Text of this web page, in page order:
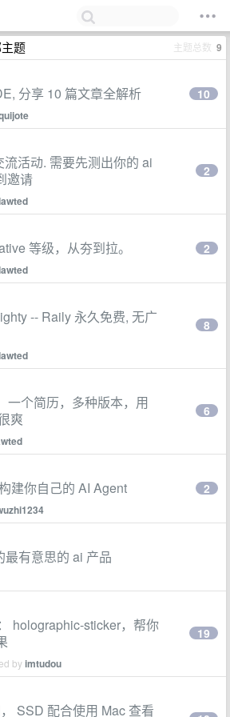
题 主题总数 9
分享 10 篇文章全解析 10
活动. 需要先测出你的 ai
邀请
2
等级，从夯到拉。 2
-- Raily 永久免费, 无广
8
一个简历，多种版本，用
爽
6
建你自己的 AI Agent 2
最有意思的 ai 产品
holographic-sticker，帮你
byimtudou
19
SSD 配合使用 Mac 查看